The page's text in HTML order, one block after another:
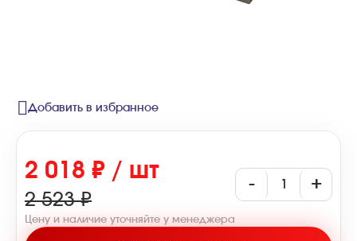
Добавить в избранное
2 018 ₽ / шт
2 523 ₽
- +
Цену и наличие уточняйте у менеджера